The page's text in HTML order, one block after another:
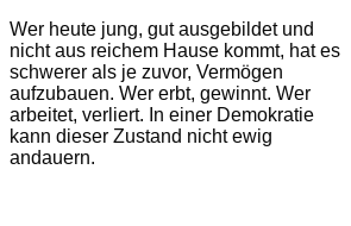
Wer heute jung, gut ausgebildet und
nicht aus reichem Hause kommt, hat es
schwerer als je zuvor, Vermögen
aufzubauen. Wer erbt, gewinnt. Wer
arbeitet, verliert. In einer Demokratie
kann dieser Zustand nicht ewig
andauern.